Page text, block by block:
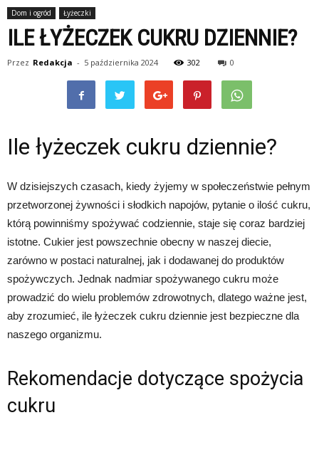
Dom i ogród Łyżeczki
ILE ŁYŻECZEK CUKRU DZIENNIE?
Przez Redakcja - 5 października 2024 302 0
Ile łyżeczek cukru dziennie?
W dzisiejszych czasach, kiedy żyjemy w społeczeństwie pełnym
przetworzonej żywności i słodkich napojów, pytanie o ilość cukru,
którą powinniśmy spożywać codziennie, staje się coraz bardziej
istotne. Cukier jest powszechnie obecny w naszej diecie,
zarówno w postaci naturalnej, jak i dodawanej do produktów
spożywczych. Jednak nadmiar spożywanego cukru może
prowadzić do wielu problemów zdrowotnych, dlatego ważne jest,
aby zrozumieć, ile łyżeczek cukru dziennie jest bezpieczne dla
naszego organizmu.
Rekomendacje dotyczące spożycia
cukru